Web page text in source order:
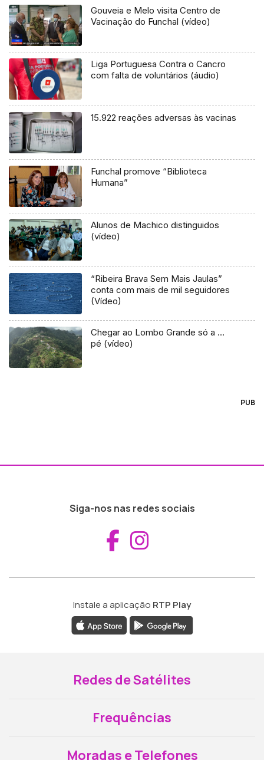
Gouveia e Melo visita Centro de
Vacinação do Funchal (vídeo)
Liga Portuguesa Contra o Cancro
com falta de voluntários (áudio)
15.922 reações adversas às vacinas
Funchal promove “Biblioteca
Humana”
Alunos de Machico distinguidos
(vídeo)
“Ribeira Brava Sem Mais Jaulas”
conta com mais de mil seguidores
(Vídeo)
Chegar ao Lombo Grande só a …
pé (vídeo)
PUB
Siga-nos nas redes sociais
Aceder ao
Instale a aplicação RTP Play
Redes de Satélites
Frequências
Moradas e Telefones